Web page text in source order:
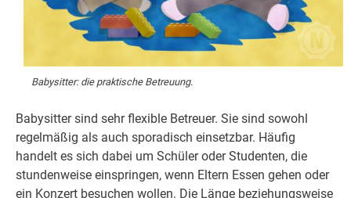
Babysitter: die praktische Betreuung.
Babysitter sind sehr flexible Betreuer. Sie sind sowohl
regelmäßig als auch sporadisch einsetzbar. Häufig
handelt es sich dabei um Schüler oder Studenten, die
stundenweise einspringen, wenn Eltern Essen gehen oder
ein Konzert besuchen wollen. Die Länge beziehungsweise